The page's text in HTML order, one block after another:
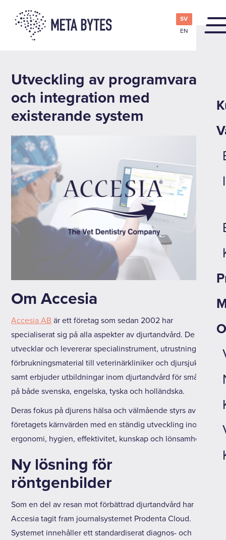
SV
EN
Utveckling av programvara
och integration med
existerande system
Om Accesia
Accesia AB är ett företag som sedan 2002 har
specialiserat sig på alla aspekter av djurtandvård. De
utvecklar och levererar specialinstrument, utrustning och
förbrukningsmaterial till veterinärkliniker och djursjukhus
samt erbjuder utbildningar inom djurtandvård för smådjur
på både svenska, engelska, tyska och holländska.
Deras fokus på djurens hälsa och välmående styrs av
företagets kärnvärden med en ständig utveckling inom
ergonomi, hygien, effektivitet, kunskap och lönsamhet.
Ny lösning för
röntgenbilder
Som en del av resan mot förbättrad djurtandvård har
Accesia tagit fram journalsystemet Prodenta Cloud.
Systemet innehåller ett standardiserat diagnos- och